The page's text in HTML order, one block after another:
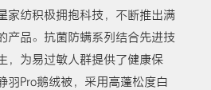
家纺积极拥抱科技，不断推出满
产品。抗菌防螨系列结合先进技
，为易过敏人群提供了健康保
羽Pro鹅绒被，采用高蓬松度白